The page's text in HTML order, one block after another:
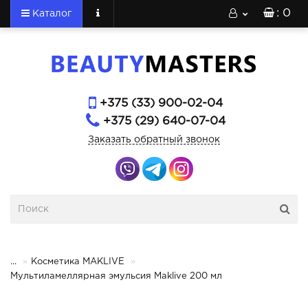
: 0
Каталог
+375 (33) 900-02-04
+375 (29) 640-07-04
Заказать обратный звонок
...
Косметика MAKLIVE
Мультиламеллярная эмульсия Maklive 200 мл